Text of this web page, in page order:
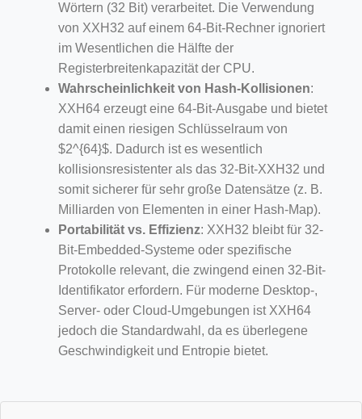
Wörtern (32 Bit) verarbeitet. Die Verwendung
von XXH32 auf einem 64-Bit-Rechner ignoriert
im Wesentlichen die Hälfte der
Registerbreitenkapazität der CPU.
Wahrscheinlichkeit von Hash-Kollisionen:
XXH64 erzeugt eine 64-Bit-Ausgabe und bietet
damit einen riesigen Schlüsselraum von
$2^{64}$. Dadurch ist es wesentlich
kollisionsresistenter als das 32-Bit-XXH32 und
somit sicherer für sehr große Datensätze (z. B.
Milliarden von Elementen in einer Hash-Map).
Portabilität vs. Effizienz: XXH32 bleibt für 32-
Bit-Embedded-Systeme oder spezifische
Protokolle relevant, die zwingend einen 32-Bit-
Identifikator erfordern. Für moderne Desktop-,
Server- oder Cloud-Umgebungen ist XXH64
jedoch die Standardwahl, da es überlegene
Geschwindigkeit und Entropie bietet.